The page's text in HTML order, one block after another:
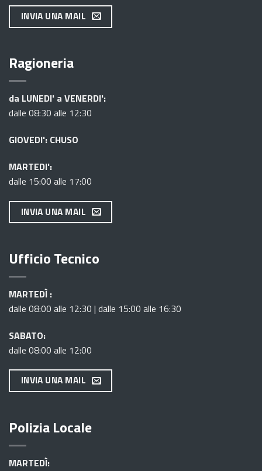
INVIA UNA MAIL
Ragioneria
da LUNEDI' a VENERDI':
dalle 08:30 alle 12:30
GIOVEDI': CHUSO
MARTEDI':
dalle 15:00 alle 17:00
INVIA UNA MAIL
Ufficio Tecnico
MARTEDÌ :
dalle 08:00 alle 12:30 | dalle 15:00 alle 16:30
SABATO:
dalle 08:00 alle 12:00
INVIA UNA MAIL
Polizia Locale
MARTEDÌ: